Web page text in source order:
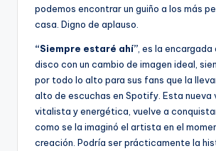
podemos encontrar un guiño a los más
casa. Digno de aplauso.
“Siempre estaré ahí” , es la
disco con un cambio de imagen ideal,
por todo lo alto para sus fans que la
alto de escuchas en Spotify. Esta nueva
vitalista y energética, vuelve a
como se la imaginó el artista en el
creación. Podría ser prácticamente la